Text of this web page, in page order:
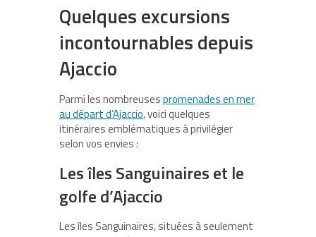
Quelques excursions
incontournables depuis
Ajaccio
Parmi les nombreusespromenades en mer
au départ d’Ajaccio, voici quelques
itinéraires emblématiques à privilégier
selon vos envies :
Les îles Sanguinaires et le
golfe d’Ajaccio
Les îles Sanguinaires, situées à seulement